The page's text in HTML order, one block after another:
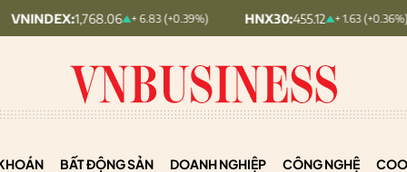
+ 6.83 (+0.39%) HNX30:455.12 + 1.63 (+0.36%) HNXINDEX:293.44
BẤT ĐỘNG SẢN DOANH NGHIỆP CÔNG NGHỆ